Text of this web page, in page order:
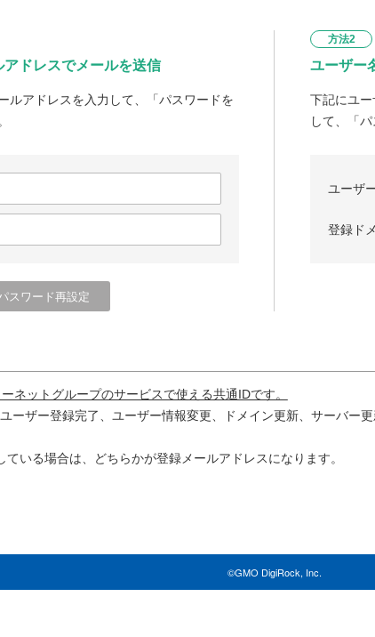
ドレスでメールを送信
ルアドレスを入力して、「パスワードを
方法2
ユーザー
下記にユ
して、「
ユーザ
登録ド
ネットグループのサービスで使える共通IDです。
ーザー登録完了、ユーザー情報変更、ドメイン更新、サーバー
いる場合は、どちらかが登録メールアドレスになります。
©GMO DigiRock, Inc.